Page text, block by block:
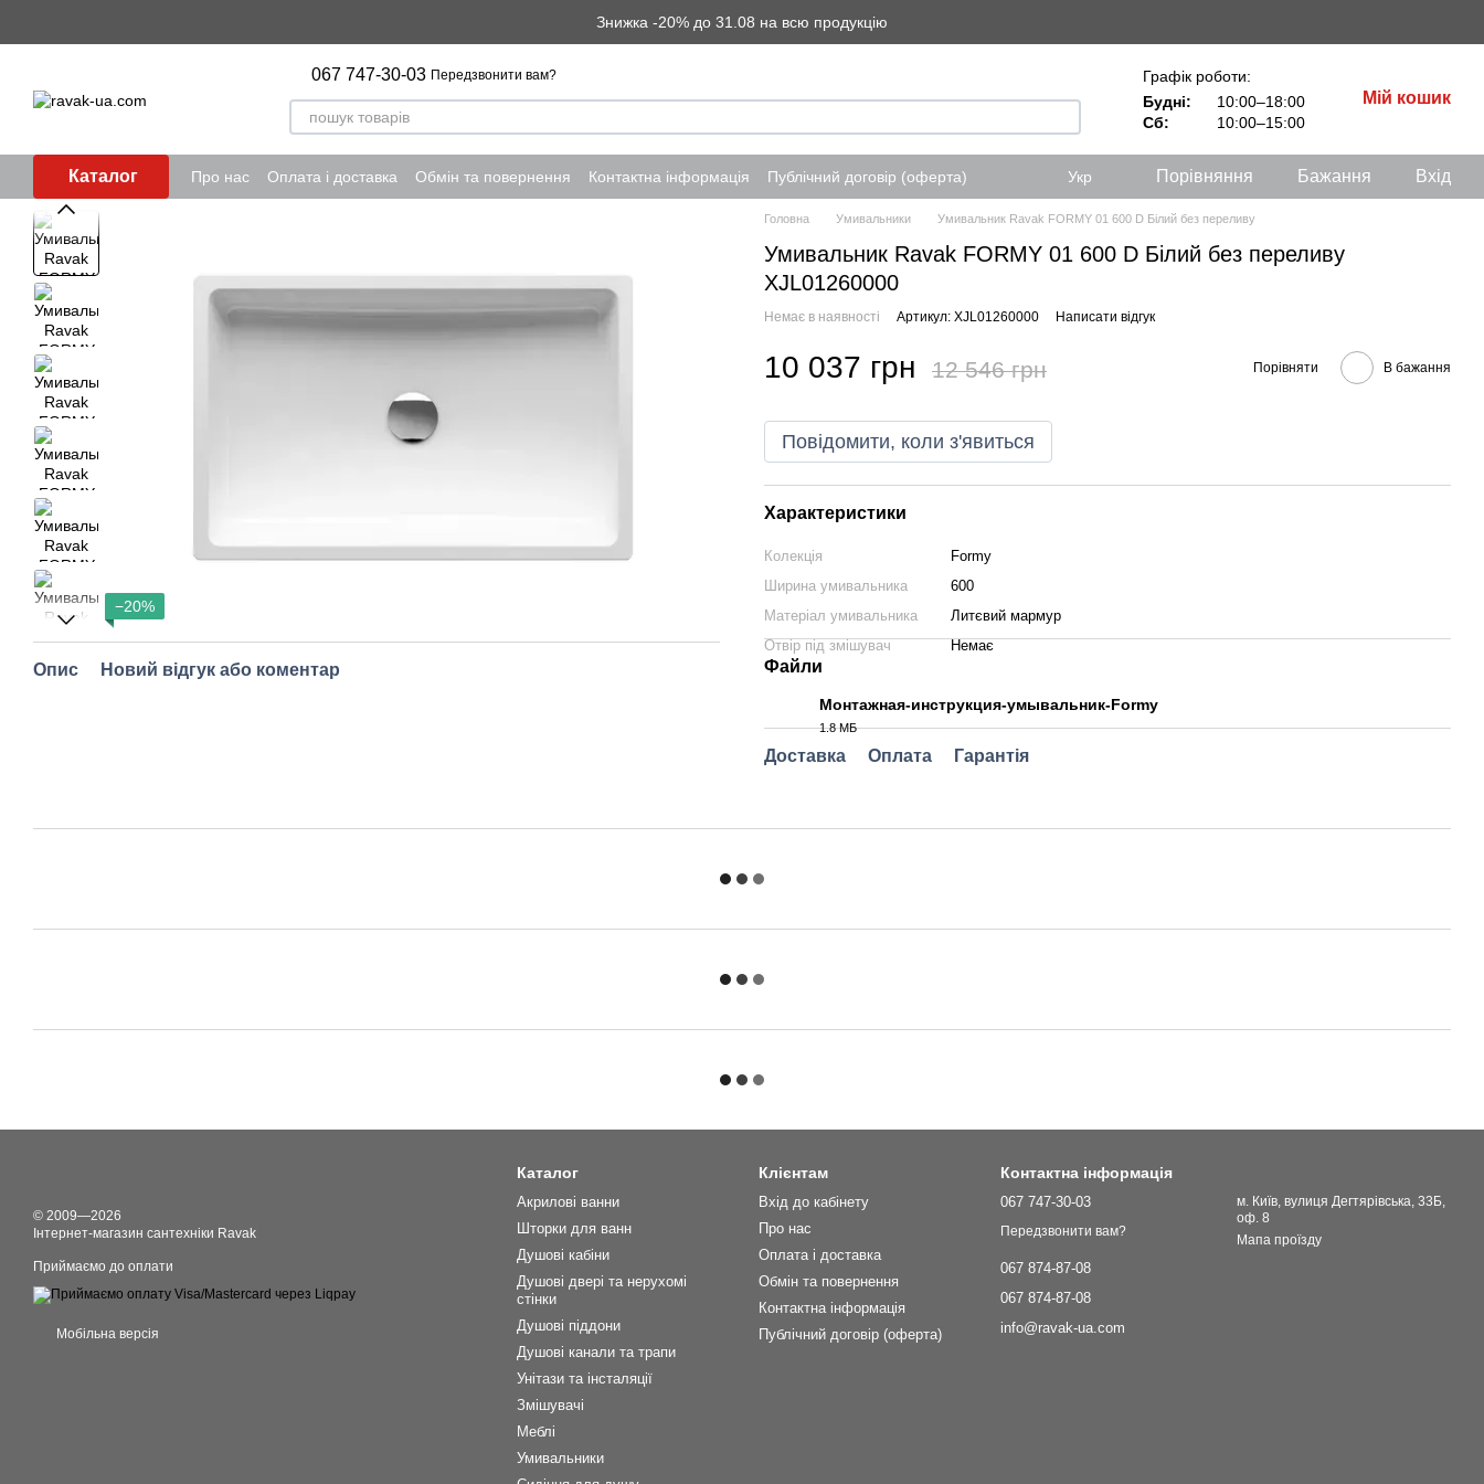
Знижка -20% до 31.08 на всю продукцію
067 747-30-03 Передзвонити вам?
Графік роботи:
Будні:
10:00–18:00
Сб:
10:00–15:00
Мій кошик
Каталог Про нас Оплата і доставка Обмін та повернення Контактна інформація Публічний договір (оферта) Укр Порівняння Бажання Вхід
−20%
Опис Новий відгук або коментар
Головна Умивальники Умивальник Ravak FORMY 01 600 D Білий без переливу
Умивальник Ravak FORMY 01 600 D Білий без переливу
XJL01260000
Немає в наявності Артикул: XJL01260000 Написати відгук
10 037 грн 12 546 грн Порівняти В бажання
Повідомити, коли з'явиться
Характеристики
Колекція
Formy
Ширина умивальника
600
Матеріал умивальника
Литєвий мармур
Отвір під змішувач
Немає
Файли
Монтажная-инструкция-умывальник-Formy
1.8 МБ
Доставка Оплата Гарантія
© 2009—2026
Інтернет-магазин сантехніки Ravak
Приймаємо до оплати
Мобільна версія
Каталог
Акрилові ванни
Шторки для ванн
Душові кабіни
Душові двері та нерухомі
стінки
Душові піддони
Душові канали та трапи
Унітази та інсталяції
Змішувачі
Меблі
Умивальники
Клієнтам
Вхід до кабінету
Про нас
Оплата і доставка
Обмін та повернення
Контактна інформація
Публічний договір (оферта)
Контактна інформація
067 747-30-03
Передзвонити вам?
067 874-87-08
067 874-87-08
info@ravak-ua.com
м. Київ, вулиця Дегтярівська, 33Б,
оф. 8
Мапа проїзду